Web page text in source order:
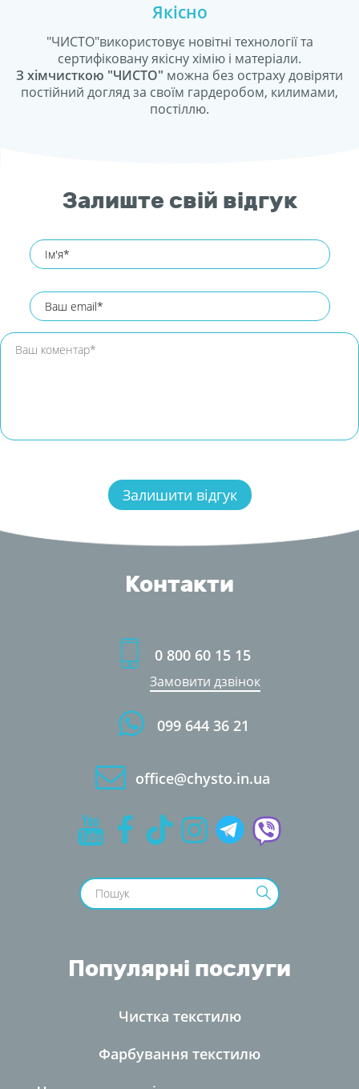
Якісно
"ЧИСТО"використовує новітні технології та
сертифіковану якісну хімію і матеріали.
З хімчисткою "ЧИСТО" можна без остраху довіряти
постійний догляд за своїм гардеробом, килимами,
постіллю.
Залиште свій відгук
Контакти
0 800 60 15 15
Замовити дзвінок
099 644 36 21
office@chysto.in.ua
Популярні послуги
Чистка текстилю
Фарбування текстилю